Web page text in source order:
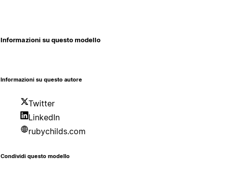
Informazioni su questo modello
Informazioni su questo autore
Twitter
LinkedIn
rubychilds.com
Condividi questo modello